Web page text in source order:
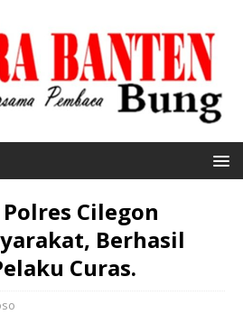
Cilegon
Berhasil
Curas.